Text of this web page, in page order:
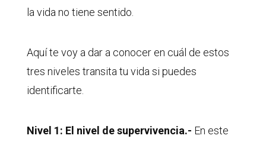
la vida no tiene sentido.
Aquí te voy a dar a conocer en cuál de estos
tres niveles transita tu vida si puedes
identificarte.
Nivel 1: El nivel de supervivencia.- En este